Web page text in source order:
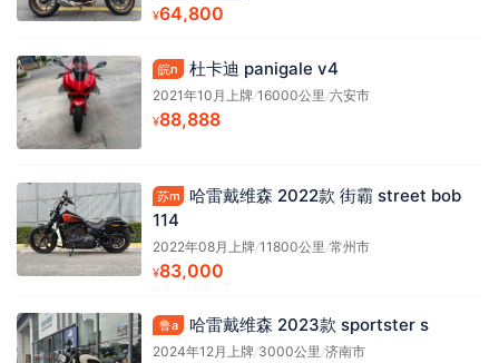
¥64,800
皖n 杜卡迪 panigale v4
2021年10月上牌/16000公里 /六安市
¥88,888
苏m
哈雷戴维森 2022款 街霸 street bob
114
2022年08月上牌/11800公里 /常州市
¥83,000
鲁a 哈雷戴维森 2023款 sportster s
2024年12月上牌/3000公里/济南市